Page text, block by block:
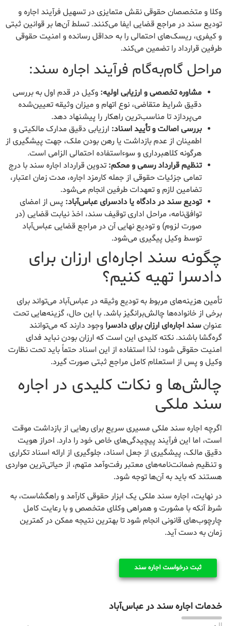
وکلا و متخصصان حقوقی نقش متمایزی در تسهیل فرآیند اجاره و
تودیع سند در مراجع قضایی ایفا می‌کنند. تسلط آن‌ها بر قوانین ثبتی
و کیفری، ریسک‌های احتمالی را به حداقل رسانده و امنیت حقوقی
طرفین قرارداد را تضمین می‌کند.
مراحل گام‌به‌گام فرآیند اجاره سند:
مشاوره تخصصی و ارزیابی اولیه: وکیل در قدم اول به بررسی
دقیق شرایط متقاضی، نوع اتهام و میزان وثیقه تعیین‌شده
می‌پردازد تا مناسب‌ترین راهکار را پیشنهاد دهد.
بررسی اصالت و تأیید اسناد: ارزیابی دقیق مدارک مالکیتی و
اطمینان از عدم بازداشت یا رهن بودن ملک، جهت پیشگیری از
هرگونه کلاهبرداری و سوءاستفاده احتمالی الزامی است.
تنظیم قرارداد رسمی و محکم: تدوین قرارداد اجاره سند با درج
تمامی جزئیات حقوقی از جمله کارمزد اجاره، مدت زمان اعتبار،
تضامین لازم و تعهدات طرفین انجام می‌شود.
تودیع سند در دادگاه یا دادسرای عباس‌آباد: پس از امضای
توافق‌نامه، مراحل اداری توقیف سند، اخذ نیابت قضایی (در
صورت لزوم) و تودیع نهایی آن در مراجع قضایی عباس‌آباد
توسط وکیل پیگیری می‌شود.
چگونه سند اجاره‌ای ارزان برای
دادسرا تهیه کنیم؟
تأمین هزینه‌های مربوط به تودیع وثیقه در عباس‌آباد می‌تواند برای
برخی از خانواده‌ها چالش‌برانگیز باشد. با این حال، گزینه‌هایی تحت
عنوانسند اجاره‌ای ارزان برای دادسرا وجود دارند که می‌توانند
گره‌گشا باشند. نکته کلیدی این است که ارزان بودن نباید فدای
امنیت حقوقی شود؛ لذا استفاده از این اسناد حتماً باید تحت نظارت
وکیل و پس از استعلام کامل مراجع ثبتی صورت گیرد.
چالش‌ها و نکات کلیدی در اجاره
سند ملکی
اگرچه اجاره سند ملکی مسیری سریع برای رهایی از بازداشت موقت
است، اما این فرآیند پیچیدگی‌های خاص خود را دارد. احراز هویت
دقیق مالک، پیشگیری از جعل اسناد، جلوگیری از ارائه اسناد تکراری
و تنظیم ضمانت‌نامه‌های معتبر رفت‌وآمد متهم، از حیاتی‌ترین مواردی
هستند که باید به آن‌ها توجه شود.
در نهایت، اجاره سند ملکی یک ابزار حقوقی کارآمد و راهگشاست، به
شرط آنکه با مشورت و همراهی وکلای متخصص و با رعایت کامل
چارچوب‌های قانونی انجام شود تا بهترین نتیجه ممکن در کمترین
زمان به دست آید.
ثبت درخواست اجاره سند
خدمات اجاره سند در عباس‌آباد